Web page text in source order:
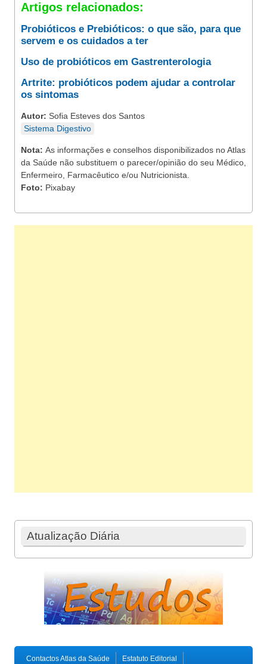
Artigos relacionados:
Probióticos e Prebióticos: o que são, para que
servem e os cuidados a ter
Uso de probióticos em Gastrenterologia
Artrite: probióticos podem ajudar a controlar
os sintomas
Autor: Sofia Esteves dos Santos
Sistema Digestivo
Nota: As informações e conselhos disponibilizados no Atlas
da Saúde não substituem o parecer/opinião do seu Médico,
Enfermeiro, Farmacêutico e/ou Nutricionista.
Foto: Pixabay
Atualização Diária
Contactos Atlas da Saúde Estatuto Editorial